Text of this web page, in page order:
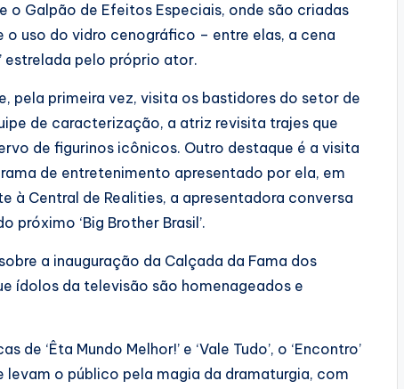
o Galpão de Efeitos Especiais, onde são criadas
uso do vidro cenográfico – entre elas, a cena
estrelada pelo próprio ator.
pela primeira vez, visita os bastidores do setor de
de caracterização, a atriz revisita trajes que
de figurinos icônicos. Outro destaque é a visita
de entretenimento apresentado por ela, em
à Central de Realities, a apresentadora conversa
‘Big Brother Brasil’.
a inauguração da Calçada da Fama dos
ídolos da televisão são homenageados e
‘Êta Mundo Melhor!’ e ‘Vale Tudo’, o ‘Encontro’
o público pela magia da dramaturgia, com